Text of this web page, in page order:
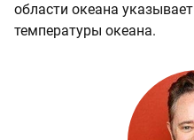
области океана
температуры океана.